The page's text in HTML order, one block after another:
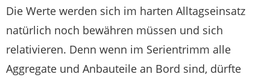
Die Werte werden sich im harten Alltagseinsatz
natürlich noch bewähren müssen und sich
relativieren. Denn wenn im Serientrimm alle
Aggregate und Anbauteile an Bord sind, dürfte